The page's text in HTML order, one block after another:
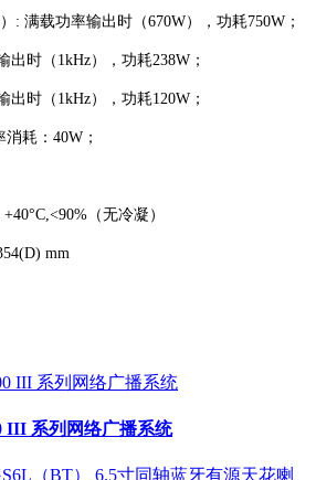
: 满载功率输出时（670W），功耗750W；
），功耗238W；
），功耗120W；
40W；
（无冷凝）
mm
III 系列网络广播系统